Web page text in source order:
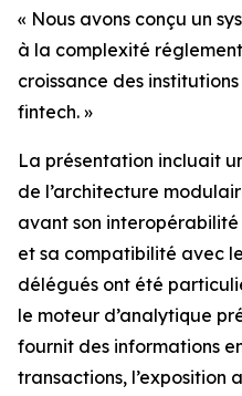
« Nous avons conçu un
à la complexité
croissance des
fintech. »
La présentation incluait
de l’architecture
avant son interopérabilité
et sa compatibilité avec
délégués ont été
le moteur d’analytique
fournit des informations
transactions, l’exposition